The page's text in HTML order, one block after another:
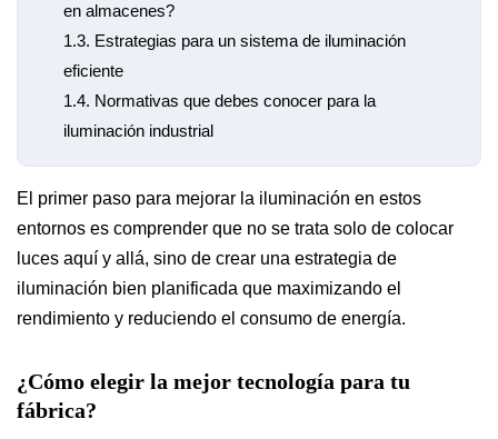
en almacenes?
1.3. Estrategias para un sistema de iluminación
eficiente
1.4. Normativas que debes conocer para la
iluminación industrial
El primer paso para mejorar la iluminación en estos
entornos es comprender que no se trata solo de colocar
luces aquí y allá, sino de crear una estrategia de
iluminación bien planificada que maximizando el
rendimiento y reduciendo el consumo de energía.
¿Cómo elegir la mejor tecnología para tu
fábrica?